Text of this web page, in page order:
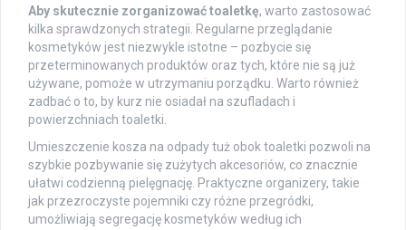
Aby skutecznie zorganizować toaletkę, warto zastosować
kilka sprawdzonych strategii. Regularne przeglądanie
kosmetyków jest niezwykle istotne – pozbycie się
przeterminowanych produktów oraz tych, które nie są już
używane, pomoże w utrzymaniu porządku. Warto również
zadbać o to, by kurz nie osiadał na szufladach i
powierzchniach toaletki.
Umieszczenie kosza na odpady tuż obok toaletki pozwoli na
szybkie pozbywanie się zużytych akcesoriów, co znacznie
ułatwi codzienną pielęgnację. Praktyczne organizery, takie
jak przezroczyste pojemniki czy różne przegródki,
umożliwiają segregację kosmetyków według ich